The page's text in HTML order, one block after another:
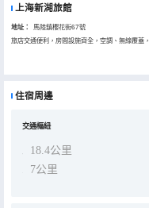
上海新湖旅館
地址：
馬陸鎮櫻花街67號
旅店交通便利，房間設施齊全，空調、無線覆蓋
住宿周邊
交通樞紐
18.4公里
7公里